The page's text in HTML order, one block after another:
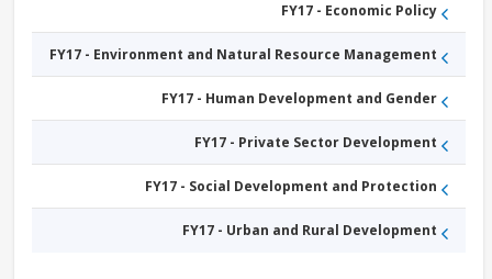
FY17 - Economic Policy
FY17 - Environment and Natural Resource Management
FY17 - Human Development and Gender
FY17 - Private Sector Development
FY17 - Social Development and Protection
FY17 - Urban and Rural Development